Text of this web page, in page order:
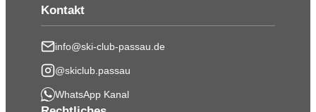
Kontakt
info@ski-club-passau.de
@skiclub.passau
WhatsApp Kanal